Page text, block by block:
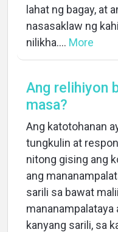
lahat ng bagay, at
nasasaklaw ng
nilikha.... More
Ang relihiyon
masa?
Ang katotohanan
tungkulin at
nitong gising ang
ang
sarili sa bawat
mananampalataya
kanyang sarili, sa